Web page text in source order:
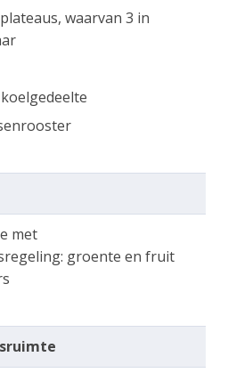
waarvan 3 in
met
groente en fruit